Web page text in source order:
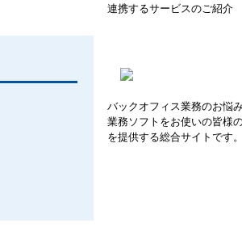
連携するサービスのご紹介
バックオフィス業務のお悩
業務ソフトをお使いの皆様
を提供する総合サイトです。